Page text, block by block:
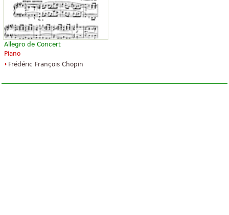
Easy Guitar
Santorella Publications
Allegro de Concert
Piano
Frédéric François Chopin